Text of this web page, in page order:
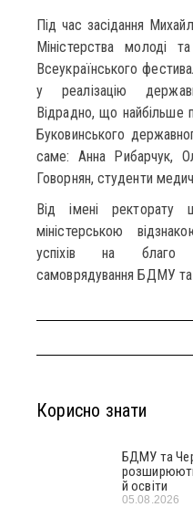
Під час засідання
Міністерства молоді
Всеукраїнського
у реалізацію
Відрадно, що найбільше
Буковинського
саме: Анна Рибарчук,
Говорнян, студенти
Від імені ректорату
міністерською
успіхів на благо
самоврядування БДМУ та
Корисно знати
БДМУ та
й освіти
05.08.2026